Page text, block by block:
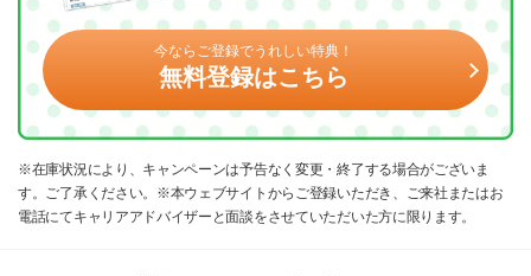
今ならご登録でうれしい特典！
無料登録はこちら
※在庫状況により、キャンペーンは予告なく変更・終了する場合がございま
す。ご了承ください。※本ウェブサイトからご登録いただき、ご来社またはお
電話にてキャリアアドバイザーと面談をさせていただいた方に限ります。